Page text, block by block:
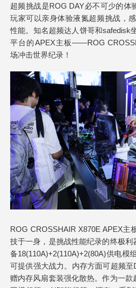
超频挑战是ROG DAY必不可少的体
玩家可以亲身体验液氮超频挑战，
性能。知名超频达人饼哥和safedisk
平台的APEX主板——ROG
场冲击世界纪录！
ROG CROSSHAIR X870E APEX主
技于一身，是挑战性能纪录的终极
备18(110A)+2(110A)+2(80A)供电模
可提供强大战力。内存方面可超频
赠内存风扇套装强化散热。作为一